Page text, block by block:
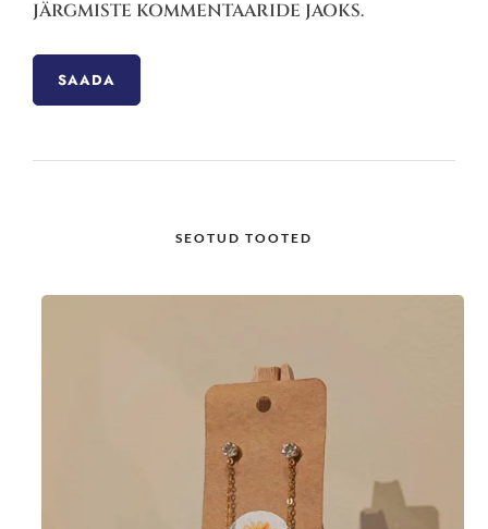
JÄRGMISTE KOMMENTAARIDE JAOKS.
SEOTUD TOOTED